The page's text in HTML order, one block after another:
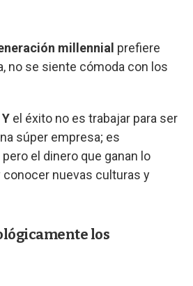
millennial prefiere
no se siente cómoda con los
el éxito no es trabajar para ser
súper empresa; es
el dinero que ganan lo
conocer nuevas culturas y
los